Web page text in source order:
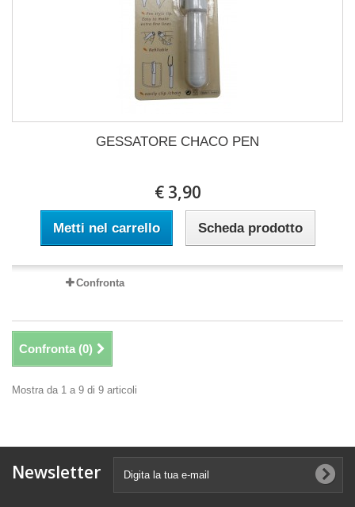
GESSATORE CHACO PEN
€ 3,90
Metti nel carrello Scheda prodotto
Confronta
Confronta (0)
Mostra da 1 a 9 di 9 articoli
Newsletter